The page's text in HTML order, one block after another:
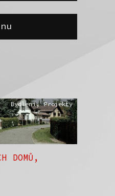
DOMŮ,
Bydlení,Projekty